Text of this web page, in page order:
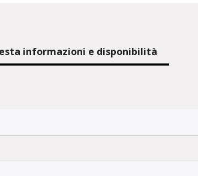
informazioni e disponibilità